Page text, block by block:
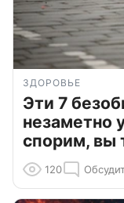
ЗДОРОВЬЕ
Эти 7
незаметно
спорим, вы
120